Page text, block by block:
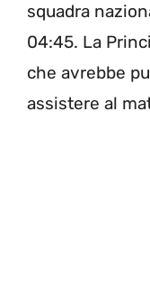
squadra
04:45. La
che avrebbe
assistere al